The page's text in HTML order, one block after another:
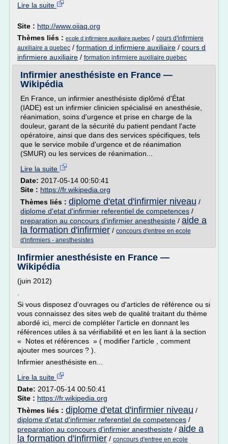
Lire la suite
Site : http://www.oiiaq.org
Thèmes liés : ecole d infirmiere auxiliaire quebec / cours d'infirmiere
auxiliaire a quebec / formation d infirmiere auxiliaire / cours d
infirmiere auxiliaire / formation infirmiere auxiliaire quebec
Infirmier anesthésiste en France —
Wikipédia
En France, un infirmier anesthésiste diplômé d'État
(IADE) est un infirmier clinicien spécialisé en anesthésie,
réanimation, soins d'urgence et prise en charge de la
douleur, garant de la sécurité du patient pendant l'acte
opératoire, ainsi que dans des services spécifiques, tels
que le service mobile d'urgence et de réanimation
(SMUR) ou les services de réanimation...
Lire la suite
Date: 2017-05-14 00:50:41
Site : https://fr.wikipedia.org
Thèmes liés : diplome d'etat d'infirmier niveau /
diplome d'etat d'infirmier referentiel de competences /
preparation au concours d'infirmier anesthesiste / aide a
la formation d'infirmier / concours d'entree en ecole
d'infirmiers - anesthesistes
Infirmier anesthésiste en France —
Wikipédia
(juin 2012)
Si vous disposez d'ouvrages ou d'articles de référence ou si
vous connaissez des sites web de qualité traitant du thème
abordé ici, merci de compléter l'article en donnant les
références utiles à sa vérifiabilité et en les liant à la section
« Notes et références » ( modifier l'article , comment
ajouter mes sources ? ).
Infirmier anesthésiste en...
Lire la suite
Date: 2017-05-14 00:50:41
Site : https://fr.wikipedia.org
Thèmes liés : diplome d'etat d'infirmier niveau /
diplome d'etat d'infirmier referentiel de competences /
preparation au concours d'infirmier anesthesiste / aide a
la formation d'infirmier / concours d'entree en ecole